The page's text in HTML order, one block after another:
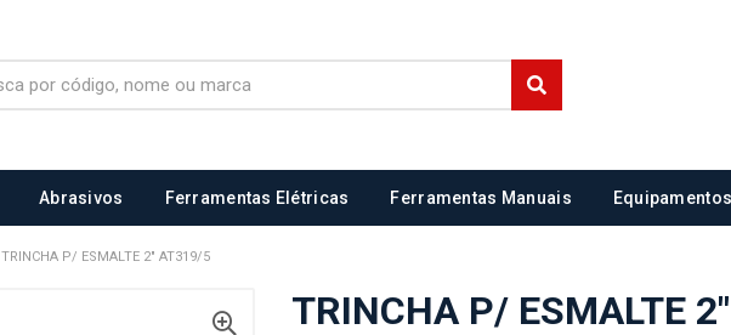
Abrasivos Ferramentas Elétricas Ferramentas Manuais
TRINCHA P/ ESMALTE 2" AT319/5
TRINCHA P/ ESMALTE